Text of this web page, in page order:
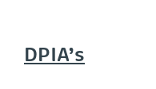
DPIA’s